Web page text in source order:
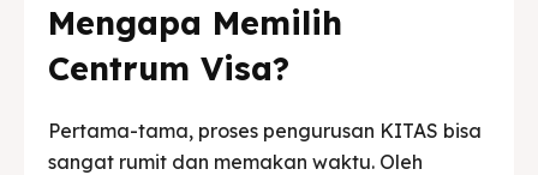
Mengapa Memilih
Centrum Visa?
Pertama-tama, proses pengurusan KITAS bisa
sangat rumit dan memakan waktu. Oleh